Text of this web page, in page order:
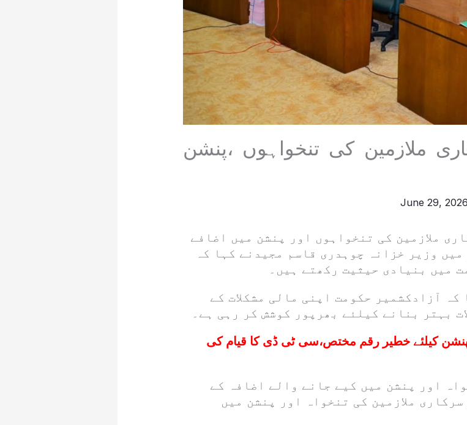
ملازمین کی تنخواہوں ،پنشن
June 29, 2026
ملازمین کی تنخواہوں اور پنشن میں اضافے
وزیر خزانہ چوہدری قاسم مجیدنے کہا کہ
میں بنیادی حیثیت رکھتے ہیں۔
آزادکشمیر حکومت اپنی مالی مشکلات کے
بہتر بنانے کیلئے بھرپور کوشش کر رہی ہے۔
کیلئے خطیر رقم مختص،سی ٹی ڈی کا قیام کی
اور پنشن میں کیے جانے والے اضافہ کے
ملازمین کی تنخواہ اور پنشن میں